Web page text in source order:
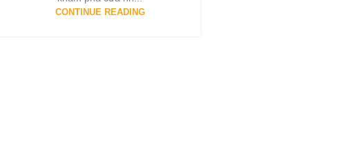
CONTINUE READING